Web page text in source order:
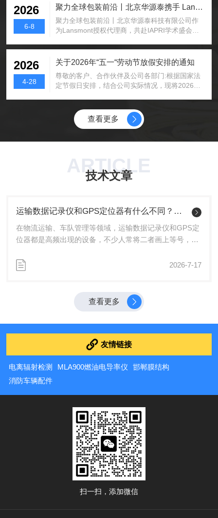
制。设备通常包含以下几个核心部分：工作台与
导向机构：用于固...
合公司实际情况，现将2026年端午节放假安排告
日（周日），共计3天。6月22日（周一）恢复正
常工作。‌二、‌注意事项‌工作安排‌：请各部门在放
假前妥善安排好各项工作，确保业务正常运转。
通。安全检查‌：放假离开公司前，请...
2026
6-8
聚力全球包装前沿丨北京华源泰携手 Lansmont ，共赴 IAPRI 学术盛会
聚力全球包装前沿丨北京华源泰科技有限公司作
为Lansmont授权代理商，共赴IAPRI学术盛会
学术盛会，每八年举办一届，在行业内拥有较高
影响力。大会汇聚全球各地包装科研机构、行业
料、防护测试技术、物流安全、绿色创新等多个
核心领域展开深度探讨。作为业内前沿技术交
流、行业趋势探索、优质资源对接的重要国际平
台，大会持续助力全球包装产业迭代升级。本届
IAPRI世界包装大会如期启幕，美国Lansm...
2026
4-28
关于2026年“五一“劳动节放假安排的通知
尊敬的客户、合作伙伴及公司各部门:根据国家法
定节假日安排，结合公司实际情况，现将2026
二)，放假调休共计5天。2026年5月9日(星期六)
正常上班。二、温馨提示对新老客户:放假期间，
起恢复正常;如有紧急事宜，可通过邮箱留言，我
信任，敬请提前做好业务安排。公司内部安排:请
各部门妥善完成节前工...
查看更多
ARTICLE
技术文章
运输数据记录仪和GPS定位器有什么不同？别再混淆
在物流运输、车队管理等领域，运输数据记录仪和GPS定
位器都是高频出现的设备，不少人常将二者画上等号，甚
边界和应用场景存在本质差异，混淆使用不仅无法满足实
个是“数据管家”，一个是“位置向导”运输数据记录仪的核心
定位是运输过程的全维度数据管家，其核心使命是精准记
优化提供数据支撑。它重...
2026-7-17
查看更多
友情链接
电离辐射检测 MLA900燃油电导率仪
邯郸膜结构
消防车辆配件
扫一扫，添加微信